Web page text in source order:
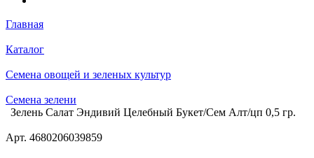
Главная
Каталог
Семена овощей и зеленых культур
Семена зелени
Зелень Салат Эндивий Целебный Букет/Сем Алт/цп 0,5 гр.
Арт. 4680206039859